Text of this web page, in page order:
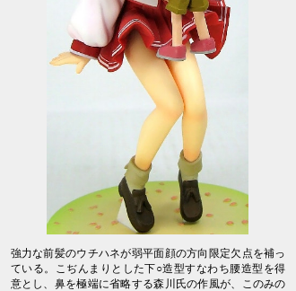
強力な前髪のウチハネが弱平面顔の方向限定欠点を補っ
ている。こぢんまりとした下○造型すなわち腰造型を得
意とし、鼻を極端に省略する森川氏の作風が、このみの